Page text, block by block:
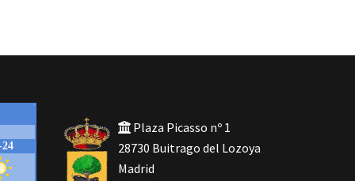
Plaza Picasso nº 1
28730 Buitrago del Lozoya
Madrid